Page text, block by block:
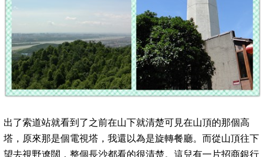
出了索道站就看到了之前在山下就清楚可見在山頂的那個高
塔，原來那是個電視塔，我還以為是旋轉餐廳。而從山頂往下
望去視野遼闊，整個長沙都看的很清楚。這兒有一片招商銀行